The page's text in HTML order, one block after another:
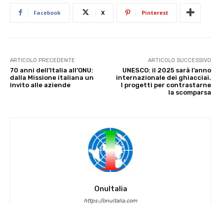
Facebook X Pinterest
ARTICOLO PRECEDENTE
70 anni dell’Italia all’ONU:
dalla Missione italiana un
invito alle aziende
ARTICOLO SUCCESSIVO
UNESCO: il 2025 sarà l’anno
internazionale dei ghiacciai.
I progetti per contrastarne
la scomparsa
OnuItalia
https://onuitalia.com